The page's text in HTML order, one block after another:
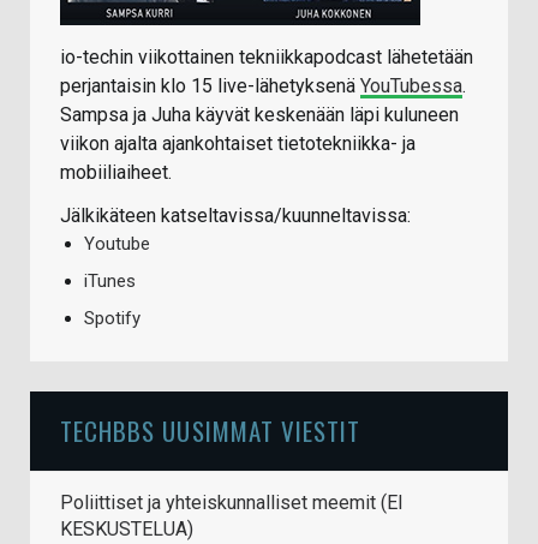
io-techin viikottainen tekniikkapodcast lähetetään
perjantaisin klo 15 live-lähetyksenä YouTubessa.
Sampsa ja Juha käyvät keskenään läpi kuluneen
viikon ajalta ajankohtaiset tietotekniikka- ja
mobiiliaiheet.
Jälkikäteen katseltavissa/kuunneltavissa:
Youtube
iTunes
Spotify
TECHBBS UUSIMMAT VIESTIT
Poliittiset ja yhteiskunnalliset meemit (EI
KESKUSTELUA)